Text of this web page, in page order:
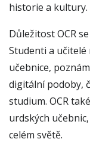
historie a kultury.
Důležitost OCR
Studenti a
učebnice,
digitální podoby,
studium. OCR
urdských
celém světě.